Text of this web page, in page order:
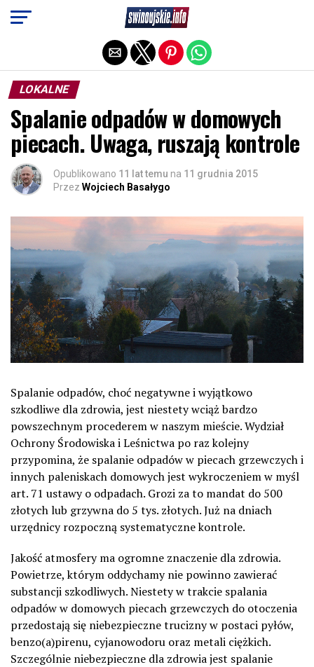
LOKALNE
Spalanie odpadów w domowych
piecach. Uwaga, ruszają kontrole
Opublikowano 11 lat temu na 11 grudnia 2015
Przez Wojciech Basałygo
Spalanie odpadów, choć negatywne i wyjątkowo
szkodliwe dla zdrowia, jest niestety wciąż bardzo
powszechnym procederem w naszym mieście. Wydział
Ochrony Środowiska i Leśnictwa po raz kolejny
przypomina, że spalanie odpadów w piecach grzewczych i
innych paleniskach domowych jest wykroczeniem w myśl
art. 71 ustawy o odpadach. Grozi za to mandat do 500
złotych lub grzywna do 5 tys. złotych. Już na dniach
urzędnicy rozpoczną systematyczne kontrole.
Jakość atmosfery ma ogromne znaczenie dla zdrowia.
Powietrze, którym oddychamy nie powinno zawierać
substancji szkodliwych. Niestety w trakcie spalania
odpadów w domowych piecach grzewczych do otoczenia
przedostają się niebezpieczne trucizny w postaci pyłów,
benzo(a)pirenu, cyjanowodoru oraz metali ciężkich.
Szczególnie niebezpieczne dla zdrowia jest spalanie
Exit mobile version